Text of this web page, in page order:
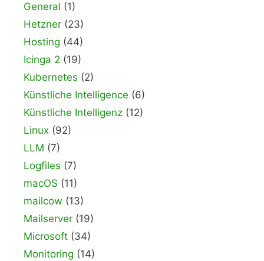
General (1)
Hetzner (23)
Hosting (44)
Icinga 2 (19)
Kubernetes (2)
Künstliche Intelligence (6)
Künstliche Intelligenz (12)
Linux (92)
LLM (7)
Logfiles (7)
macOS (11)
mailcow (13)
Mailserver (19)
Microsoft (34)
Monitoring (14)